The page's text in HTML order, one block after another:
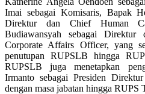
Imai sebagai Komisaris, Bapak
Direktur dan Chief Human
Budiawansyah sebagai
Corporate Affairs Officer, yang
penutupan RUPSLB hingga
RUPSLB juga menetapkan
Irmanto sebagai Presiden
dengan masa jabatan hingga RUPS